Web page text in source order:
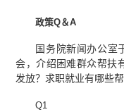
政策Q＆A
国务院新闻办公室
会，介绍困难群众帮扶
发放？求职就业有哪些
Q1